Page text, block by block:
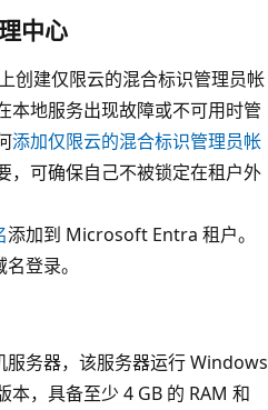
中心
建仅限云的混合标识管理员帐
本地服务出现故障或不可用时管
添加仅限云的混合标识管理员帐
，可确保自己不被锁定在租户外
添加到 Microsoft Entra 租户。
登录。
服务器，该服务器运行 Windows
本，具备至少 4 GB 的 RAM 和